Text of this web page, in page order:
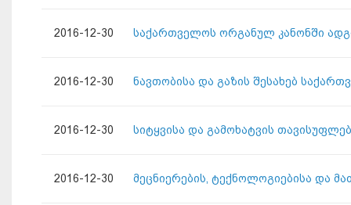
2016-12-30 საქართველოს ორგანულ კანონში
2016-12-30 ნავთობისა და გაზის შესახებ
2016-12-30 სიტყვისა და გამოხატვის
2016-12-30 მეცნიერების, ტექნოლოგიებისა და